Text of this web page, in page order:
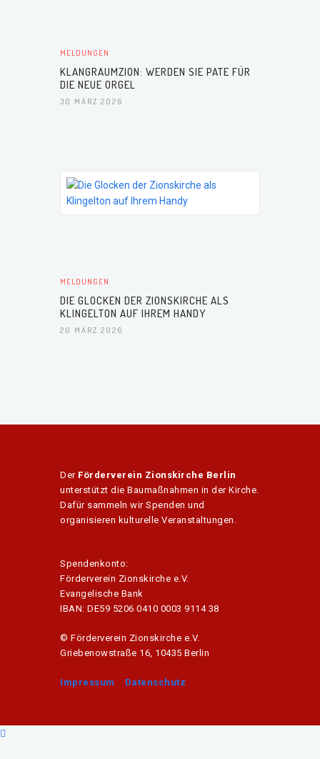
MELDUNGEN
KLANGRAUMZION: WERDEN SIE PATE FÜR
DIE NEUE ORGEL
30 MÄRZ 2026
MELDUNGEN
DIE GLOCKEN DER ZIONSKIRCHE ALS
KLINGELTON AUF IHREM HANDY
20 MÄRZ 2026
Der Förderverein Zionskirche Berlin
unterstützt die Baumaßnahmen in der Kirche.
Dafür sammeln wir Spenden und
organisieren kulturelle Veranstaltungen.
Spendenkonto:
Förderverein Zionskirche e.V.
Evangelische Bank
IBAN: DE59 5206 0410 0003 9114 38
© Förderverein Zionskirche e.V.
Griebenowstraße 16, 10435 Berlin
Impressum Datenschutz